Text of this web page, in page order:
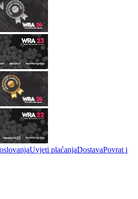
Uvjeti plaćanjaDostavaPovrat i